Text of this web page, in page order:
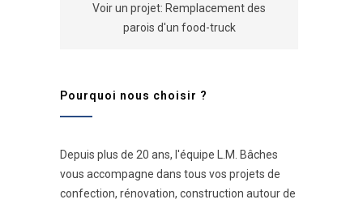
Voir un projet: Remplacement des
parois d'un food-truck
Pourquoi nous choisir ?
Depuis plus de 20 ans, l'équipe L.M. Bâches
vous accompagne dans tous vos projets de
confection, rénovation, construction autour de